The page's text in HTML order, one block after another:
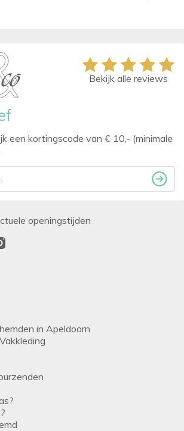
een kortingscode van € 10,- (minimale
Bekijk alle reviews
openingstijden
in Apeldoorn